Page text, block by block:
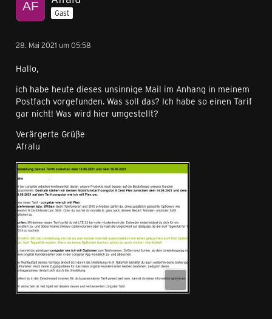
Gast
28. Mai 2021 um 05:58
Hallo,
ich habe heute dieses unsinnige Mail im Anhang in meinem
Postfach vorgefunden. Was soll das? Ich habe so einen Tarif
gar nicht! Was wird hier umgestellt?
Verärgerte Grüße
Afralu